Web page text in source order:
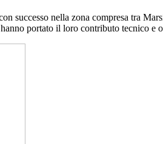
nella zona compresa tra
portato il loro contributo tecnico e